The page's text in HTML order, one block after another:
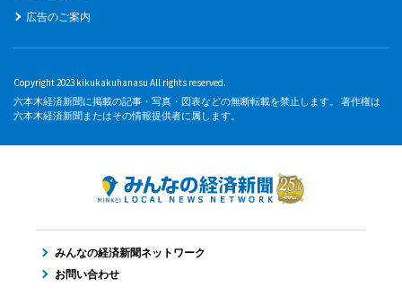
広告のご案内
Copyright 2023 kikukakuhanasu All rights reserved.
六本木経済新聞に掲載の記事・写真・図表などの無断転載を禁止します。 著作権は
六本木経済新聞またはその情報提供者に属します。
みんなの経済新聞ネットワーク
お問い合わせ